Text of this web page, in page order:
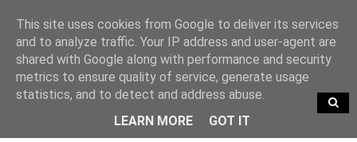
TRENDING
This site uses cookies from Google to deliver its services
and to analyze traffic. Your IP address and user-agent are
shared with Google along with performance and security
metrics to ensure quality of service, generate usage
statistics, and to detect and address abuse.
LEARN MORE
GOT IT